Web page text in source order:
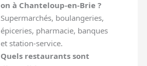
on à Chanteloup-en-Brie ?
Supermarchés, boulangeries,
épiceries, pharmacie, banques
et station-service.
Quels restaurants sont